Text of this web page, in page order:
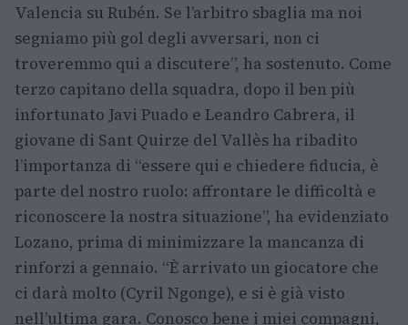
Valencia su Rubén. Se l’arbitro sbaglia ma noi
segniamo più gol degli avversari, non ci
troveremmo qui a discutere”, ha sostenuto. Come
terzo capitano della squadra, dopo il ben più
infortunato Javi Puado e Leandro Cabrera, il
giovane di Sant Quirze del Vallès ha ribadito
l’importanza di “essere qui e chiedere fiducia, è
parte del nostro ruolo: affrontare le difficoltà e
riconoscere la nostra situazione”, ha evidenziato
Lozano, prima di minimizzare la mancanza di
rinforzi a gennaio. “È arrivato un giocatore che
ci darà molto (Cyril Ngonge), e si è già visto
nell’ultima gara. Conosco bene i miei compagni,